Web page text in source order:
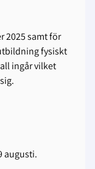
2025 samt för
fysiskt
ingår vilket
augusti.